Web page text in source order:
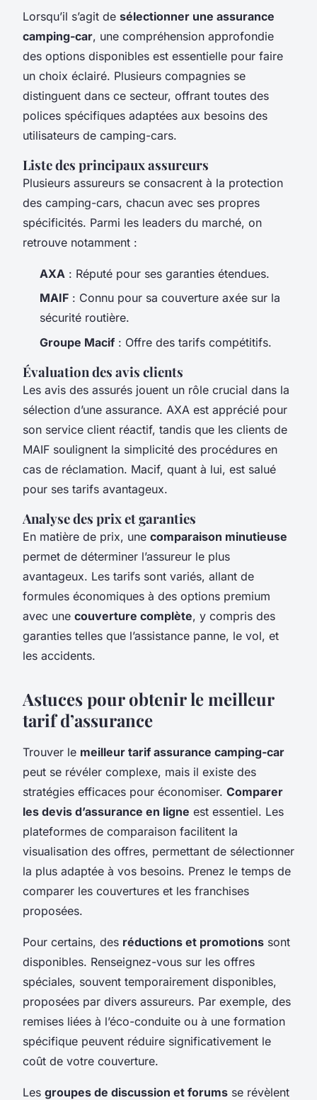
Lorsqu’il s’agit de sélectionner une assurance
camping-car, une compréhension approfondie
des options disponibles est essentielle pour faire
un choix éclairé. Plusieurs compagnies se
distinguent dans ce secteur, offrant toutes des
polices spécifiques adaptées aux besoins des
utilisateurs de camping-cars.
Liste des principaux assureurs
Plusieurs assureurs se consacrent à la protection
des camping-cars, chacun avec ses propres
spécificités. Parmi les leaders du marché, on
retrouve notamment :
AXA : Réputé pour ses garanties étendues.
MAIF : Connu pour sa couverture axée sur la
sécurité routière.
Groupe Macif : Offre des tarifs compétitifs.
Évaluation des avis clients
Les avis des assurés jouent un rôle crucial dans la
sélection d’une assurance. AXA est apprécié pour
son service client réactif, tandis que les clients de
MAIF soulignent la simplicité des procédures en
cas de réclamation. Macif, quant à lui, est salué
pour ses tarifs avantageux.
Analyse des prix et garanties
En matière de prix, une comparaison minutieuse
permet de déterminer l’assureur le plus
avantageux. Les tarifs sont variés, allant de
formules économiques à des options premium
avec une couverture complète, y compris des
garanties telles que l’assistance panne, le vol, et
les accidents.
Astuces pour obtenir le meilleur
tarif d’assurance
Trouver le meilleur tarif assurance camping-car
peut se révéler complexe, mais il existe des
stratégies efficaces pour économiser. Comparer
les devis d’assurance en ligne est essentiel. Les
plateformes de comparaison facilitent la
visualisation des offres, permettant de sélectionner
la plus adaptée à vos besoins. Prenez le temps de
comparer les couvertures et les franchises
proposées.
Pour certains, des réductions et promotions sont
disponibles. Renseignez-vous sur les offres
spéciales, souvent temporairement disponibles,
proposées par divers assureurs. Par exemple, des
remises liées à l’éco-conduite ou à une formation
spécifique peuvent réduire significativement le
coût de votre couverture.
Les groupes de discussion et forums se révèlent